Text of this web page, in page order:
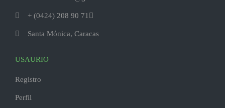
+ (0424) 208 90 71
Santa Mónica, Caracas
USAURIO
Registro
Perfil